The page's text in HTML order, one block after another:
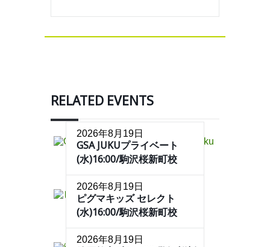
RELATED EVENTS
2026年8月19日
GSA JUKUプライベート
(水)16:00/駒沢桜新町校
2026年8月19日
ピグマキッズ セレクト
(水)16:00/駒沢桜新町校
2026年8月19日